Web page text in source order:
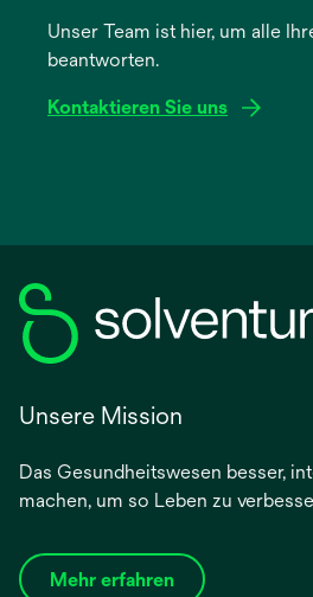
neuen
Registerkarte
Unser Team ist hier, um alle
beantworten.
Kontaktieren Sie uns
Unsere Mission
Das Gesundheitswesen besser,
machen, um so Leben zu
Mehr erfahren